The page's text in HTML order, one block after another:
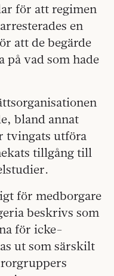
för att regimen
en
att de begärde
på vad som hade
bland annat
tvingats utföra
tillgång till
för medborgare
beskrivs som
för icke-
ut som särskilt